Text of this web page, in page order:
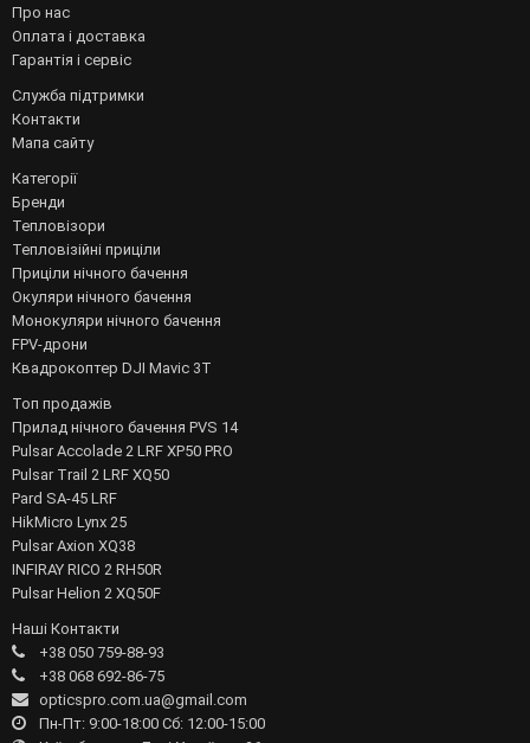
Про нас
Оплата і доставка
Гарантія і сервіс
Служба підтримки
Контакти
Мапа сайту
Категорії
Бренди
Тепловізори
Тепловізійні приціли
Приціли нічного бачення
Окуляри нічного бачення
Монокуляри нічного бачення
FPV-дрони
Квадрокоптер DJI Mavic 3T
Топ продажів
Прилад нічного бачення PVS 14
Pulsar Accolade 2 LRF XP50 PRO
Pulsar Trail 2 LRF XQ50
Pard SA-45 LRF
HikMicro Lynx 25
Pulsar Axion XQ38
INFIRAY RICO 2 RH50R
Pulsar Helion 2 XQ50F
Наші Контакти
+38 050 759-88-93
+38 068 692-86-75
opticspro.com.ua@gmail.com
Пн-Пт: 9:00-18:00 Сб: 12:00-15:00